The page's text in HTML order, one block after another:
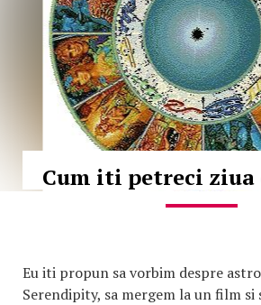
Cum iti petreci ziua
Eu iti propun sa vorbim despre
Serendipity, sa mergem la un film si